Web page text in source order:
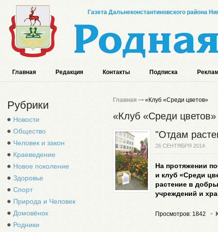
Газета Дальнеконстантиновского района
Главная Редакция Контакты Подписка
Рубрики
Новости
Общество
Человек и закон
Краеведение
Новое поколение
Здоровье
Спорт
Природа и Человек
Домовёнок
Родники
Главная «Клуб «Среди цветов»
«Клуб «Среди цветов»
"Отдам
26 СЕНТЯБРЯ 2014
На протяжении
и клуб «Среди
растение в
учреждений и
Просмотров: 1842